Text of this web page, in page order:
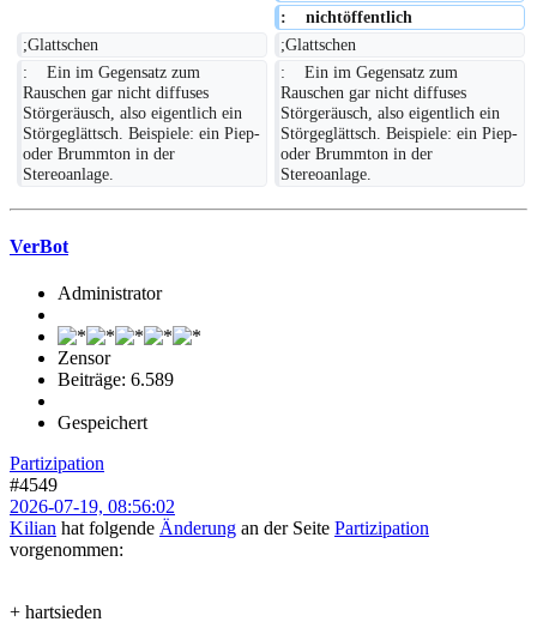
:    nichtöffentlich
;Glattschen
;Glattschen
:    Ein im Gegensatz zum
Rauschen gar nicht diffuses
Störgeräusch, also eigentlich ein
Störgeglättsch. Beispiele: ein Piep-
oder Brummton in der
Stereoanlage.
:    Ein im Gegensatz zum
Rauschen gar nicht diffuses
Störgeräusch, also eigentlich ein
Störgeglättsch. Beispiele: ein Piep-
oder Brummton in der
Stereoanlage.
VerBot
Administrator
Zensor
Beiträge: 6.589
Gespeichert
Partizipation
#4549
2026-07-19, 08:56:02
Kilian hat folgende Änderung an der Seite Partizipation
vorgenommen:
+ hartsieden